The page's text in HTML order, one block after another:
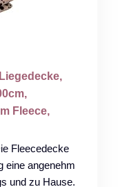
Fleece,
Fleecedecke
eine angenehm
und zu Hause.